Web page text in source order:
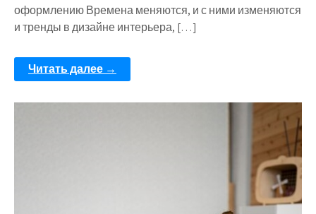
оформлению Времена меняются, и с ними изменяются
и тренды в дизайне интерьера, […]
Читать далее →